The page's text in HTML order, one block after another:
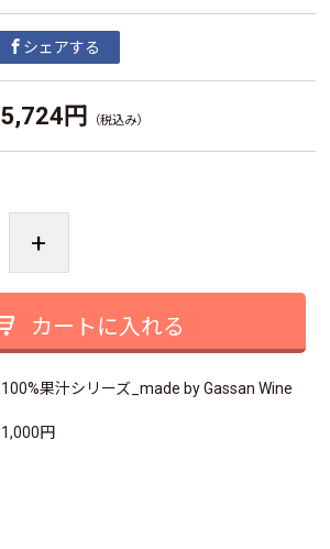
シェアする
5,724円 （税込み）
+
カートに入れる
100%果汁シリーズ_made by Gassan Wine
1,000円